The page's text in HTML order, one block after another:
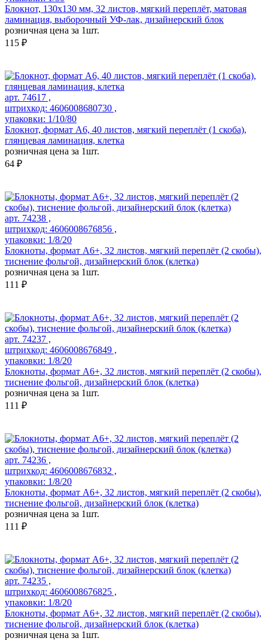
Блокнот, 130х130 мм, 32 листов, мягкий переплёт, матовая
ламинация, выборочный УФ-лак, дизайнерский блок
розничная цена за 1шт.
115 ₽
арт. 74617 ,
штрихкод: 4606008680730 ,
упаковки: 1/10/80
Блокнот, формат А6, 40 листов, мягкий переплёт (1 скоба),
глянцевая ламинация, клетка
розничная цена за 1шт.
64 ₽
арт. 74238 ,
штрихкод: 4606008676856 ,
упаковки: 1/8/20
Блокноты, формат А6+, 32 листов, мягкий переплёт (2 скобы),
тиснение фольгой, дизайнерский блок (клетка)
розничная цена за 1шт.
111 ₽
арт. 74237 ,
штрихкод: 4606008676849 ,
упаковки: 1/8/20
Блокноты, формат А6+, 32 листов, мягкий переплёт (2 скобы),
тиснение фольгой, дизайнерский блок (клетка)
розничная цена за 1шт.
111 ₽
арт. 74236 ,
штрихкод: 4606008676832 ,
упаковки: 1/8/20
Блокноты, формат А6+, 32 листов, мягкий переплёт (2 скобы),
тиснение фольгой, дизайнерский блок (клетка)
розничная цена за 1шт.
111 ₽
арт. 74235 ,
штрихкод: 4606008676825 ,
упаковки: 1/8/20
Блокноты, формат А6+, 32 листов, мягкий переплёт (2 скобы),
тиснение фольгой, дизайнерский блок (клетка)
розничная цена за 1шт.